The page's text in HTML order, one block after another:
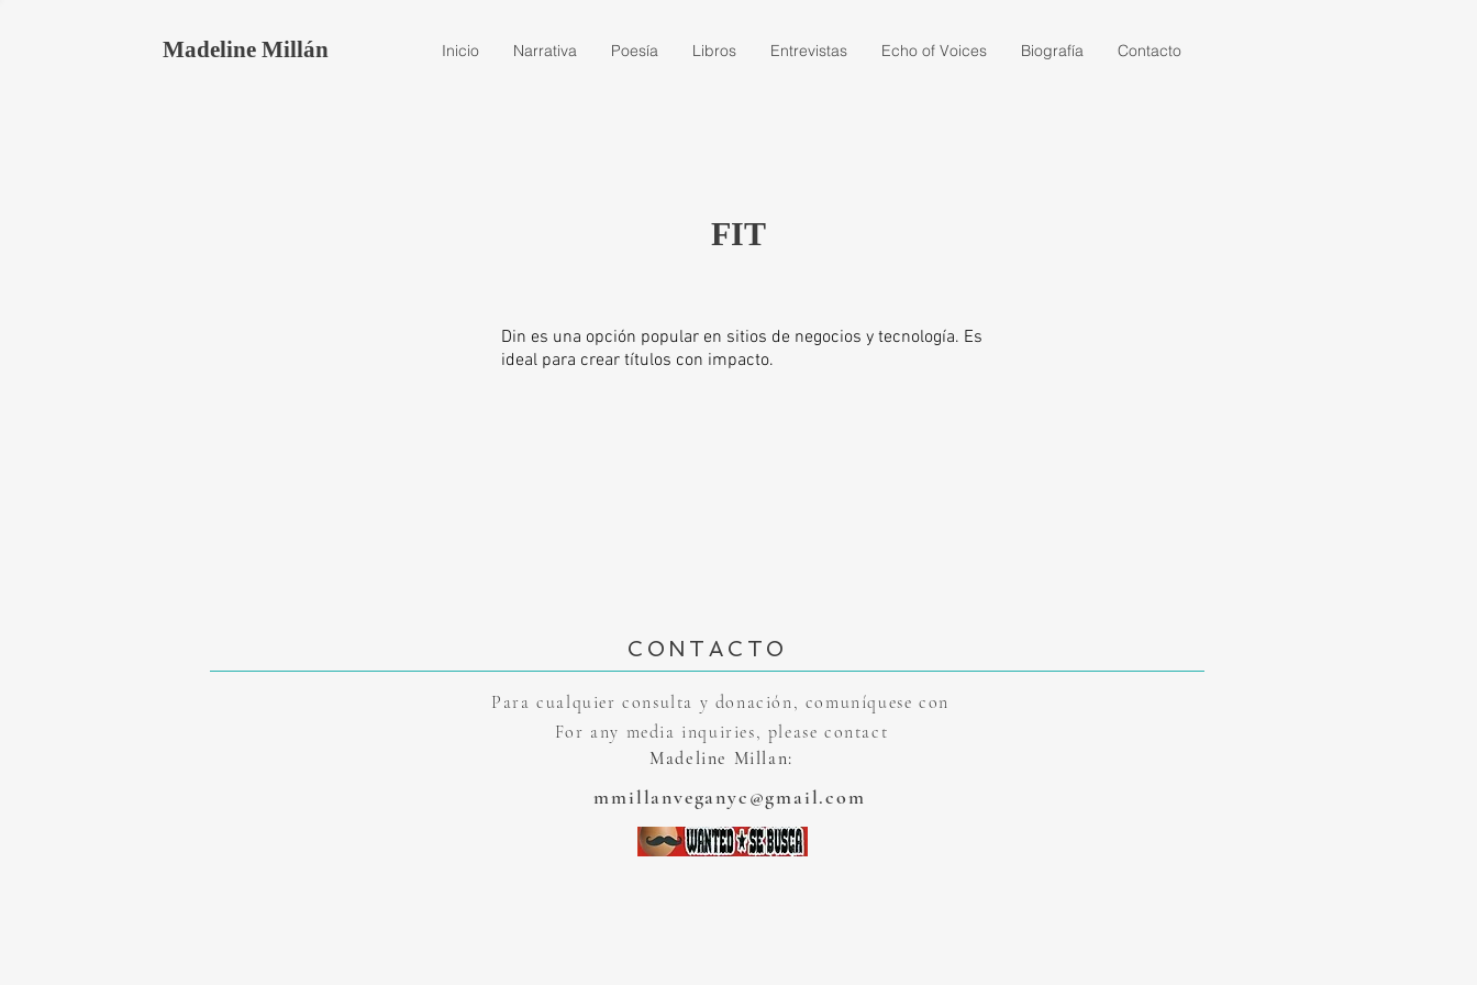
Madeline Millán Inicio Narrativa Poesía Libros Entrevistas Echo of Voices Biografía Contacto
FIT
Din es una opción popular en sitios de negocios y tecnología. Es
ideal para crear títulos con impacto.
CONTACTO
Para cualquier consulta y donación, comuníquese con
For any media inquiries, please contact
Madeline Millan:
mmillanveganyc@gmail.com